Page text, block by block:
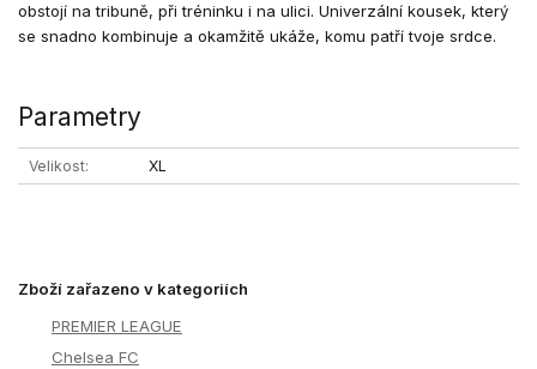
obstojí na tribuně, při tréninku i na ulici. Univerzální kousek, který
se snadno kombinuje a okamžitě ukáže, komu patří tvoje srdce.
Parametry
Velikost XL
Zboží zařazeno v kategoriích
PREMIER LEAGUE
Chelsea FC